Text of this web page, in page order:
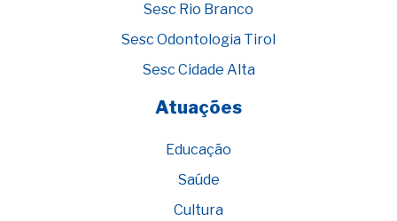
Sesc Rio Branco
Sesc Odontologia Tirol
Sesc Cidade Alta
Atuações
Educação
Saúde
Cultura